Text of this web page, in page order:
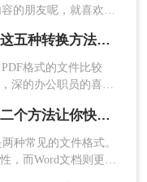
的朋友呢，就喜欢把
内容复制下来，接到
时候就需要如何转换
面讲讲转换方法。
怎么把pdf文件改成word文档？这五种转换方法保证让你满意！
格式的文件比较
深的办公职员的喜
就能直接编辑，当我
来打开，而且还要开
改成word文档，这样
么把pdf文件改成word
如何快速把pdf转换成word？这二个方法让你快速操作！
种常见的文件格式。
，而Word文档则更易